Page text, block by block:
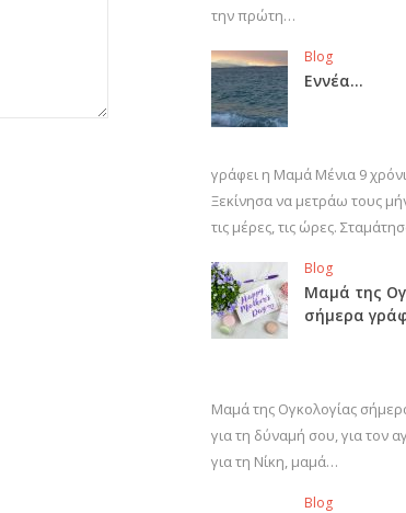
την πρώτη…
Blog
Εννέα…
γράφει η Μαμά Μένια 9
Ξεκίνησα να μετράω τους
τις μέρες, τις ώρες.
Blog
Μαμά της
σήμερα
Μαμά της Ογκολογίας
για τη δύναμή σου, για τον
για τη Νίκη, μαμά…
Blog